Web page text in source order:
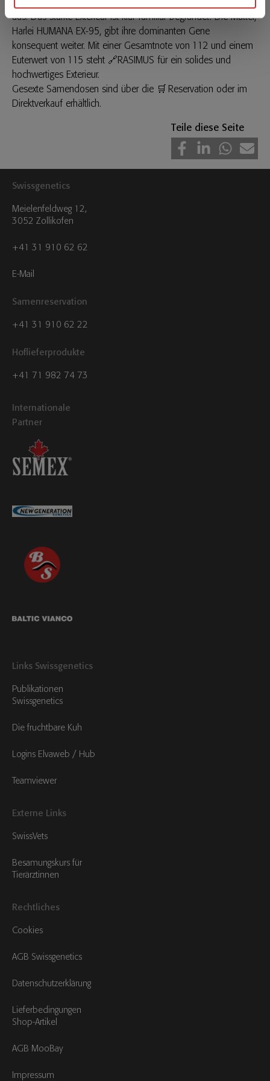
gesammelt haben.
aus. Das starke Exterieur ist klar familiär begründet: Die Mutter,
Harlei HUMANA EX-95, gibt ihre dominanten Gene
konsequent weiter. Mit einer Gesamtnote von 112 und einem
Euterwert von 115 steht 🔗RASIMUS für ein solides und
hochwertiges Exterieur.
Gesexte Samendosen sind über die 🛒 Reservation oder im
Direktverkauf erhältlich.
Teile diese Seite
Swissgenetics
Meielenfeldweg 12,
3052 Zollikofen
+41 31 910 62 62
E-Mail
Samenreservation
+41 31 910 62 22
Hoflieferprodukte
+41 71 982 74 73
Internationale
Partner
Links Swissgenetics
Publikationen
Swissgenetics
Die fruchtbare Kuh
Logins Elvaweb / Hub
Teamviewer
Externe Links
SwissVets
Besamungskurs für
Tierärztinnen
Rechtliches
Cookies
AGB Swissgenetics
Datenschutzerklärung
Lieferbedingungen
Shop-Artikel
AGB MooBay
Impressum